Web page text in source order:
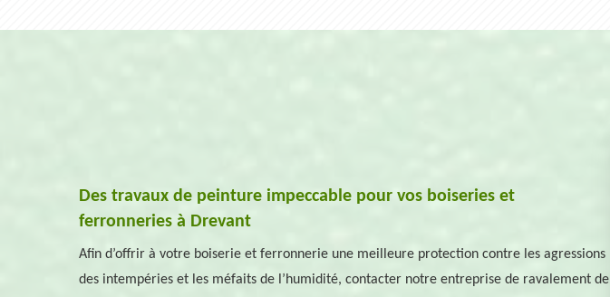
Des travaux de peinture impeccable pour vos boiseries et
ferronneries à Drevant
Afin d’offrir à votre boiserie et ferronnerie une meilleure protection contre les agressions
des intempéries et les méfaits de l’humidité, contacter notre entreprise de ravalement de